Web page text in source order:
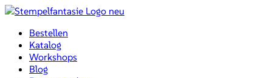
Zum
wechselnBestellen
Katalog
Workshops
Blog